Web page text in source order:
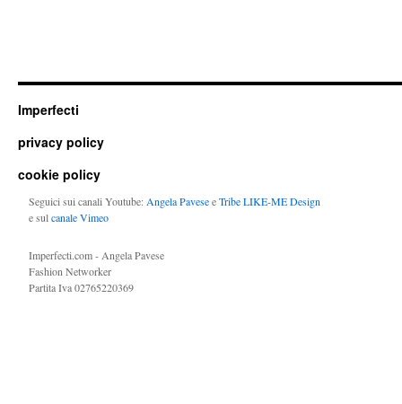
Imperfecti
privacy policy
cookie policy
Seguici sui canali Youtube: Angela PaveseeTribe LIKE-ME Design
e sulcanale Vimeo
Imperfecti.com - Angela Pavese
Fashion Networker
Partita Iva 02765220369